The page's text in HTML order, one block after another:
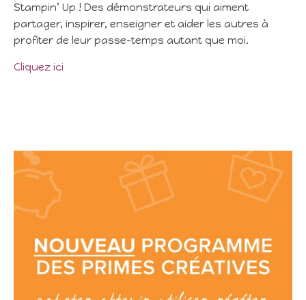
Stampin’ Up ! Des démonstrateurs qui aiment
partager, inspirer, enseigner et aider les autres à
profiter de leur passe-temps autant que moi.
Cliquez ici